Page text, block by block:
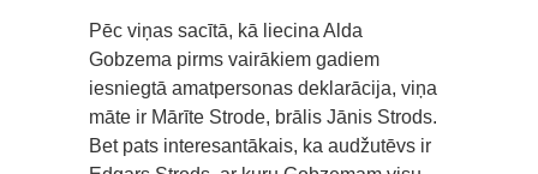
Pēc viņas sacītā, kā liecina Alda
Gobzema pirms vairākiem gadiem
iesniegtā amatpersonas deklarācija, viņa
māte ir Mārīte Strode, brālis Jānis Strods.
Bet pats interesantākais, ka audžutēvs ir